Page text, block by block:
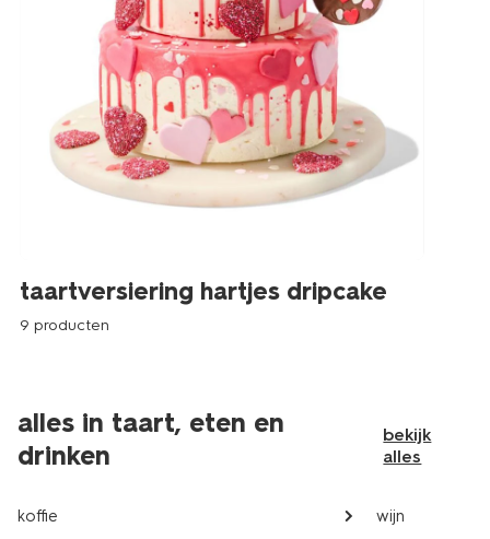
taartversiering hartjes dripcake
9 producten
alles in taart, eten en
drinken
bekijk
alles
koffie wijn